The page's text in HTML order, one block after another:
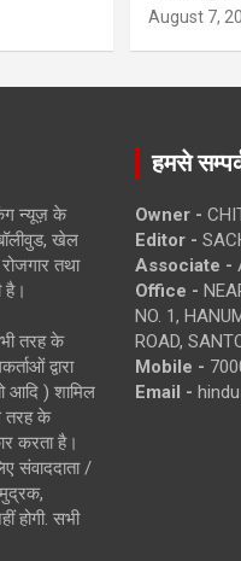
August 7,
न्यूज़ के
खेल
तथा
है।
तरह के
द्वारा
आदि ) शामिल
तरह के
करता है।
संवाददाता /
मुद्रक,
होगी. सभी
हमसे
Owner -
Editor -
Associate -
Office -
NO. 1,
ROAD,
Mobile -
Email -